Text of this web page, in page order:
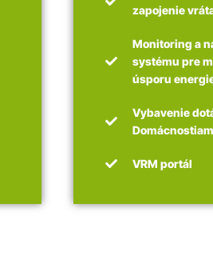
zapojenie
Monitoring a
systému pre
úsporu
Vybavenie
Domácnostiam
VRM portál